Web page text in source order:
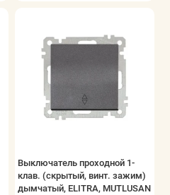
Выключатель проходной 1-
клав. (скрытый, винт. зажим)
дымчатый, ELITRA, MUTLUSAN